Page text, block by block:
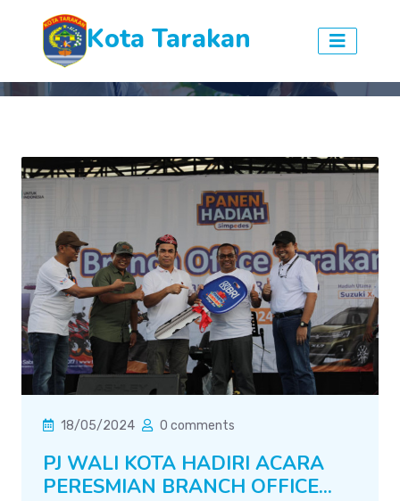
Kota Tarakan
18/05/2024 0 comments
PJ WALI KOTA HADIRI ACARA
PERESMIAN BRANCH OFFICE...